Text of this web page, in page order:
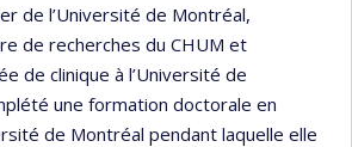
de l’Université de Montréal,
de recherches du CHUM et
de clinique à l’Université de
une formation doctorale en
de Montréal pendant laquelle elle